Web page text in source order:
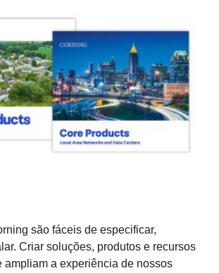
são fáceis de especificar,
Criar soluções, produtos e recursos
ampliam a experiência de nossos